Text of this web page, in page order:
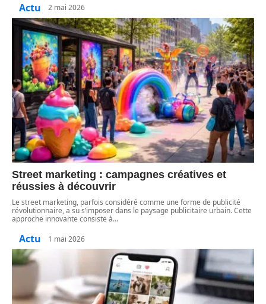
Actu 2 mai 2026
Street marketing : campagnes créatives et
réussies à découvrir
Le street marketing, parfois considéré comme une forme de publicité
révolutionnaire, a su s’imposer dans le paysage publicitaire urbain. Cette
approche innovante consiste à…
Actu 1 mai 2026